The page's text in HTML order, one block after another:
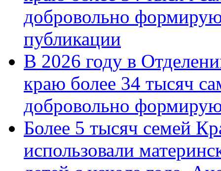
добровольно
публикации
В 2026 году в
краю более 34 тысяч
добровольно
Более 5 тысяч семей
использовали